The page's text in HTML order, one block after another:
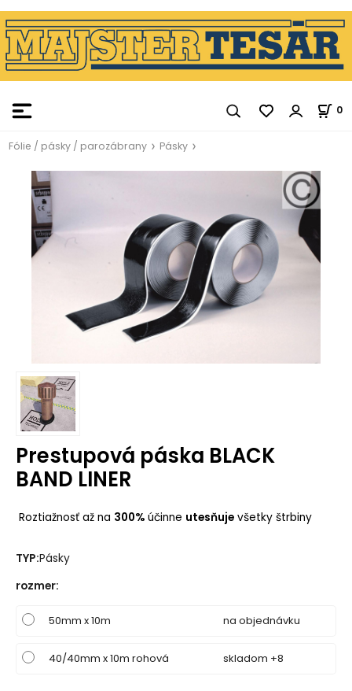
0
Fólie / pásky / parozábrany Pásky
Prestupová páska BLACK
BAND LINER
Roztiažnosť až na 300%účinne utesňujevšetky štrbiny
TYP:Pásky
rozmer:
50mm x 10m na objednávku
40/40mm x 10m rohová skladom +8